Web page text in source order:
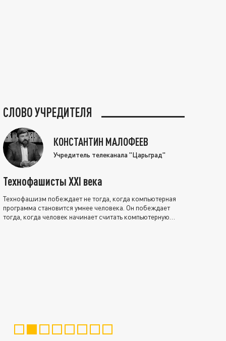
СЛОВО УЧРЕДИТЕЛЯ
КОНСТАНТИН МАЛОФЕЕВ
Учредитель телеканала "Царьград"
Технофашисты XXI века
Технофашизм побеждает не тогда, когда компьютерная
программа становится умнее человека. Он побеждает
тогда, когда человек начинает считать компьютерную